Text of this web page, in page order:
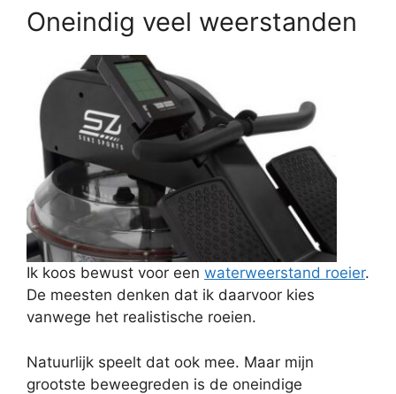
Oneindig veel weerstanden
Ik koos bewust voor een waterweerstand roeier.
De meesten denken dat ik daarvoor kies
vanwege het realistische roeien.
Natuurlijk speelt dat ook mee. Maar mijn
grootste beweegreden is de oneindige